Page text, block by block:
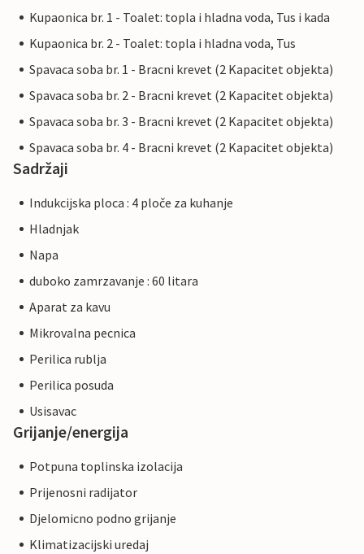
Kupaonica br. 1 - Toalet: topla i hladna voda, Tus i kada
Kupaonica br. 2 - Toalet: topla i hladna voda, Tus
Spavaca soba br. 1 - Bracni krevet (2 Kapacitet objekta)
Spavaca soba br. 2 - Bracni krevet (2 Kapacitet objekta)
Spavaca soba br. 3 - Bracni krevet (2 Kapacitet objekta)
Spavaca soba br. 4 - Bracni krevet (2 Kapacitet objekta)
Sadržaji
Indukcijska ploca : 4 ploče za kuhanje
Hladnjak
Napa
duboko zamrzavanje : 60 litara
Aparat za kavu
Mikrovalna pecnica
Perilica rublja
Perilica posuda
Usisavac
Grijanje/energija
Potpuna toplinska izolacija
Prijenosni radijator
Djelomicno podno grijanje
Klimatizacijski uredaj